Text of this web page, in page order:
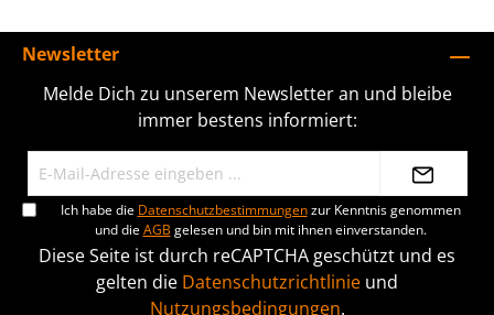
Newsletter
Melde Dich zu unserem Newsletter an und bleibe
immer bestens informiert:
Ich habe die Datenschutzbestimmungenzur Kenntnis genommen
und dieAGB gelesen und bin mit ihnen einverstanden.
Diese Seite ist durch reCAPTCHA geschützt und es
gelten die Datenschutzrichtlinie und
Nutzungsbedingungen.